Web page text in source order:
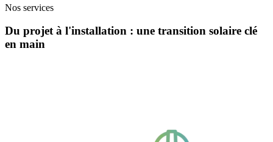
Nos services
Du projet à l'installation : une transition solaire clé
en main